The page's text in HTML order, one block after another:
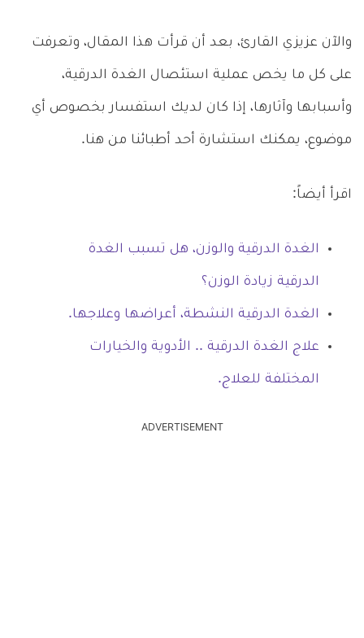
والآن عزيزي القارئ، بعد أن قرأت هذا المقال، وتعرفت
على كل ما يخص عملية استئصال الغدة الدرقية،
وأسبابها وآثارها، إذا كان لديك استفسار بخصوص أي
موضوع، يمكنك استشارة أحد أطبائنا من هنا.
اقرأ أيضاً:
الغدة الدرقية والوزن، هل تسبب الغدة
الدرقية زيادة الوزن؟
الغدة الدرقية النشطة، أعراضها وعلاجها.
علاج الغدة الدرقية .. الأدوية والخيارات
المختلفة للعلاج.
ADVERTISEMENT